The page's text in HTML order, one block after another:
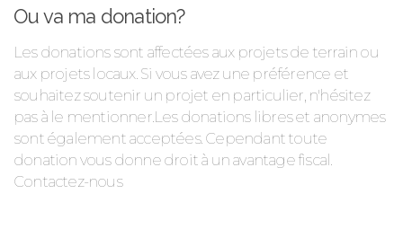
Ou va ma donation?
Les donations sont affectées aux projets de terrain ou
aux projets locaux. Si vous avez une préférence et
souhaitez soutenir un projet en particulier, n'hésitez
pas à le mentionner.Les donations libres et anonymes
sont également acceptées. Cependant toute
donation vous donne droit à un avantage fiscal.
Contactez-nous